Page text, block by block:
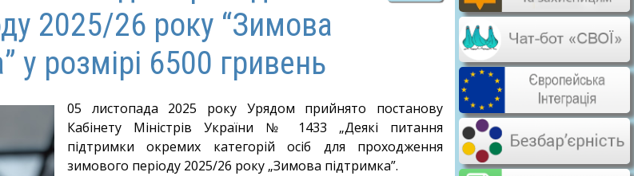
2025/26 року “Зимова
у розмірі 6500 гривень
05 листопада 2025 року Урядом прийнято постанову
Кабінету Міністрів України № 1433 „Деякі питання
підтримки окремих категорій осіб для проходження
зимового періоду 2025/26 року „Зимова підтримка”.